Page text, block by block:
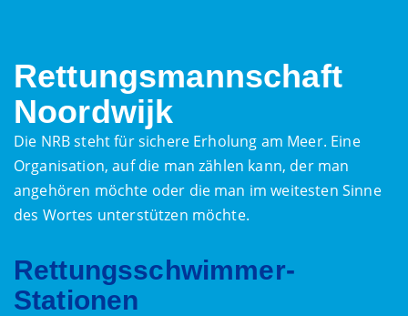
Rettungsmannschaft
Noordwijk
Die NRB steht für sichere Erholung am Meer. Eine
Organisation, auf die man zählen kann, der man
angehören möchte oder die man im weitesten Sinne
des Wortes unterstützen möchte.
Rettungsschwimmer-
Stationen